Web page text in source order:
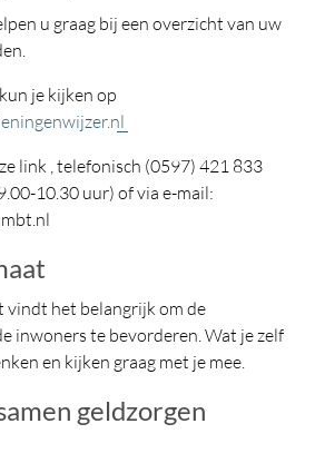
u graag bij een overzicht van uw
je kijken op
link , telefonisch (0597) 421 833
10.30 uur) of via e-mail:
vindt het belangrijk om de
inwoners te bevorderen. Wat je zelf
en kijken graag met je mee.
geldzorgen